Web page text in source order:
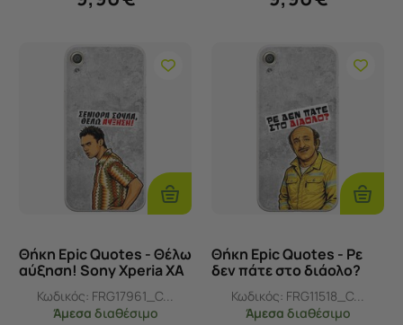
Προσθήκη
Στο
Καλάθι
Θήκη Epic Quotes - Θέλω
αύξηση! Sony Xperia XA
Flexible TPU (Διάφανη
Σιλικόνη)
Κωδικός: FRG17961_C...
Άμεσα διαθέσιμο
Στο
Καλάθι
Θήκη Epic Quotes - Ρε
δεν πάτε στο διάολο?
Sony Xperia XA Flexible
TPU (Διάφανη Σιλικόνη)
Κωδικός: FRG11518_C...
Άμεσα διαθέσιμο